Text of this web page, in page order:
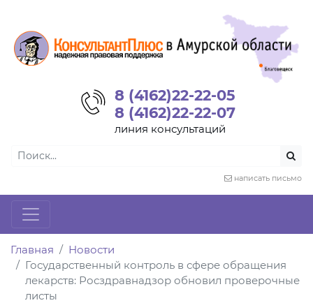
8 (4162)22-22-05
8 (4162)22-22-07
линия консультаций
написать письмо
Главная
Новости
Государственный контроль в сфере обращения
лекарств: Росздравнадзор обновил проверочные
листы